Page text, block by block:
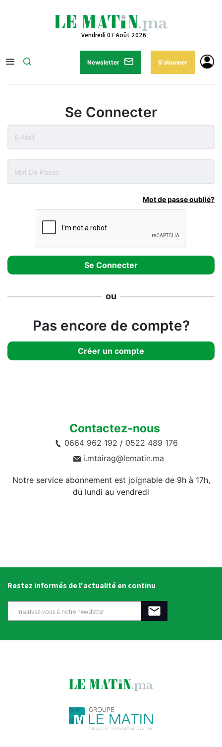
Vendredi 07 Août 2026
Newsletter S'abonner
Se Connecter
Mot de passe oublié?
ou
Pas encore de compte?
Créer un compte
Contactez-nous
0664 962 192 / 0522 489 176
i.mtairag@lematin.ma
Notre service abonnement est joignable de 9h à 17h,
du lundi au vendredi
Restez informés de l'actualité en continu